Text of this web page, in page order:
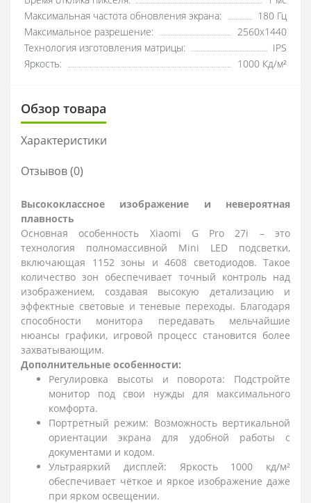
Максимальная частота обновления экрана:
180 Гц
Максимальное разрешение:
2560x1440
Технология изготовления матрицы:
IPS
Яркость:
1000 Кд/м²
Обзор товара
Характеристики
Отзывов (0)
Высококлассное изображение и невероятная
плавность
Основная особенность Xiaomi G Pro 27i – это
технология полномассивной Mini LED подсветки,
включающая 1152 зоны и 4608 светодиодов. Такое
количество зон обеспечивает точный контроль над
изображением, создавая высокую детализацию и
эффектные световые и теневые переходы. Благодаря
способности монитора передавать мельчайшие
нюансы графики, игровой процесс становится более
захватывающим.
Дополнительные особенности:
Регулировка высоты и поворота: Подстройте
монитор под свои нужды для максимального
комфорта.
Портретный режим: Возможность вертикальной
ориентации экрана для удобной работы с
документами и кодом.
Ультраяркий дисплей: Яркость 1000 кд/м²
обеспечивает чёткое и яркое изображение даже
при ярком освещении.